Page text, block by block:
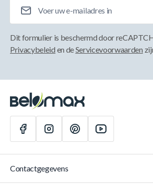
Dit formulier is beschermd door
Privacybeleid en deServicevoorwaarden
Contactgegevens